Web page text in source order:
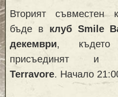
Вторият съвместен
бъде в клуб Smile
декември,
присъединят и
Terravore. Начало